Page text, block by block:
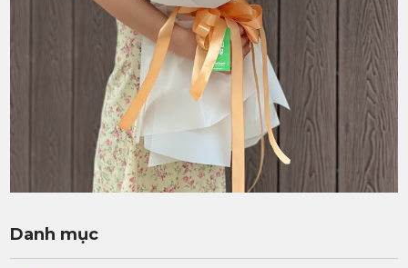
Danh mục